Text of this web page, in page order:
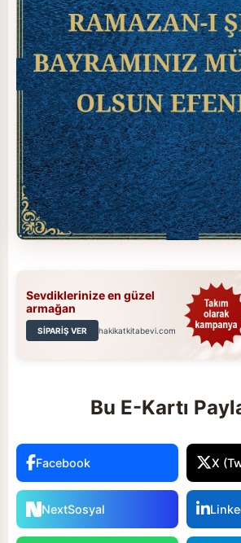
Sevdiklerinize en güzel
armağan
SİPARİŞ VER hakikatkitabevi.com
Bu E-Kartı
Facebook X
NextSosyal